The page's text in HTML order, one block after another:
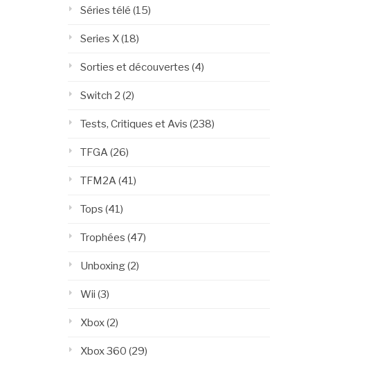
Séries télé (15)
Series X(18)
Sorties et découvertes (4)
Switch 2 (2)
Tests, Critiques et Avis (238)
TFGA (26)
TFM2A (41)
Tops (41)
Trophées (47)
Unboxing(2)
Wii (3)
Xbox(2)
Xbox 360 (29)